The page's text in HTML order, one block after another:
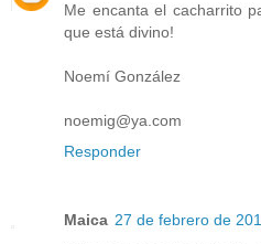
Me encanta el cacharrito
que está divino!
Noemí González
noemig@ya.com
Responder
Maica 27 de febrero de